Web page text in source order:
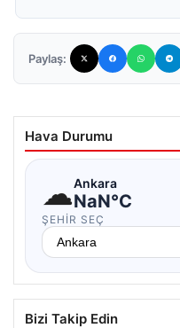
Paylaş:
Hava Durumu
☁Ankara
NaN°C
ŞEHIR SEÇ
Bizi Takip Edin